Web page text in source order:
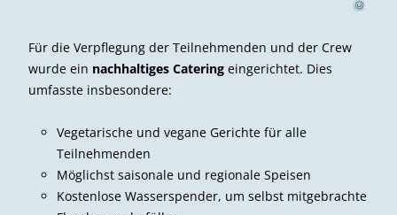
©
Für die Verpflegung der Teilnehmenden und der Crew
wurde ein nachhaltiges Catering eingerichtet. Dies
umfasste insbesondere:
Vegetarische und vegane Gerichte für alle
Teilnehmenden
Möglichst saisonale und regionale Speisen
Kostenlose Wasserspender, um selbst mitgebrachte